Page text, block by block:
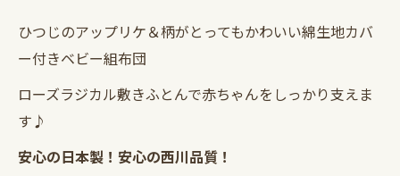
ひつじのアップリケ＆柄がとってもかわいい綿生地カバ
ー付きベビー組布団
ローズラジカル敷きふとんで赤ちゃんをしっかり支えま
す♪
安心の日本製！安心の西川品質！